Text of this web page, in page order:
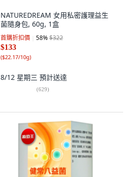
NATUREDREAM 女用私密護理益生
菌隨身包, 60g, 1盒
首購折扣價 58%$322
$133
($22.17/10g)
8/12 星期三 預計送達
(629)